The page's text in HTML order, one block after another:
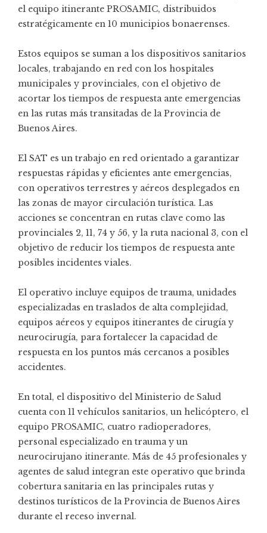
el equipo itinerante PROSAMIC, distribuidos
estratégicamente en 10 municipios bonaerenses.
Estos equipos se suman a los dispositivos sanitarios
locales, trabajando en red con los hospitales
municipales y provinciales, con el objetivo de
acortar los tiempos de respuesta ante emergencias
en las rutas más transitadas de la Provincia de
Buenos Aires.
El SAT es un trabajo en red orientado a garantizar
respuestas rápidas y eficientes ante emergencias,
con operativos terrestres y aéreos desplegados en
las zonas de mayor circulación turística. Las
acciones se concentran en rutas clave como las
provinciales 2, 11, 74 y 56, y la ruta nacional 3, con el
objetivo de reducir los tiempos de respuesta ante
posibles incidentes viales.
El operativo incluye equipos de trauma, unidades
especializadas en traslados de alta complejidad,
equipos aéreos y equipos itinerantes de cirugía y
neurocirugía, para fortalecer la capacidad de
respuesta en los puntos más cercanos a posibles
accidentes.
En total, el dispositivo del Ministerio de Salud
cuenta con 11 vehículos sanitarios, un helicóptero, el
equipo PROSAMIC, cuatro radioperadores,
personal especializado en trauma y un
neurocirujano itinerante. Más de 45 profesionales y
agentes de salud integran este operativo que brinda
cobertura sanitaria en las principales rutas y
destinos turísticos de la Provincia de Buenos Aires
durante el receso invernal.